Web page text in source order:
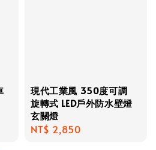
現代工業風 350度可調
旋轉式 LED戶外防水壁燈
玄關燈
Regular
NT$ 2,850